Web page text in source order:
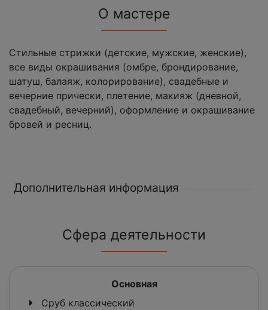
О мастере
Стильные стрижки (детские, мужские, женские),
все виды окрашивания (омбре, брондирование,
шатуш, балаяж, колорирование), свадебные и
вечерние прически, плетение, макияж (дневной,
свадебный, вечерний), оформление и окрашивание
бровей и ресниц.
Дополнительная информация
Сфера деятельности
Основная
Сруб классический